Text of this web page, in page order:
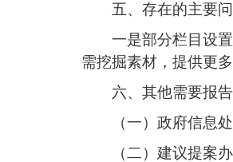
五、存在的主要
一是部分栏目设
需挖掘素材，提供更多
六、其他需要报
（一）政府信息
（二）建议提案